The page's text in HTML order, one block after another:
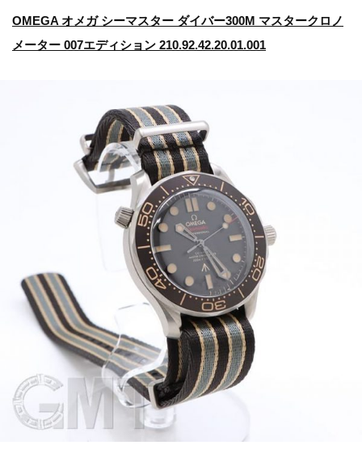
OMEGA オメガ シーマスター ダイバー300M マスタークロノ
メーター 007エディション 210.92.42.20.01.001